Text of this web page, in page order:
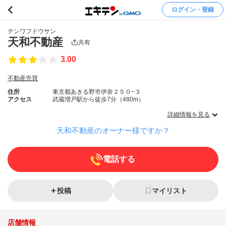
ログイン・登録
テンワフドウサン
天和不動産 共有
3.00
不動産売買
住所
東京都あきる野市伊奈２５０−３
アクセス
武蔵増戸駅から徒歩7分（480m）
詳細情報を見る
天和不動産のオーナー様ですか？
電話する
投稿 マイリスト
店舗情報